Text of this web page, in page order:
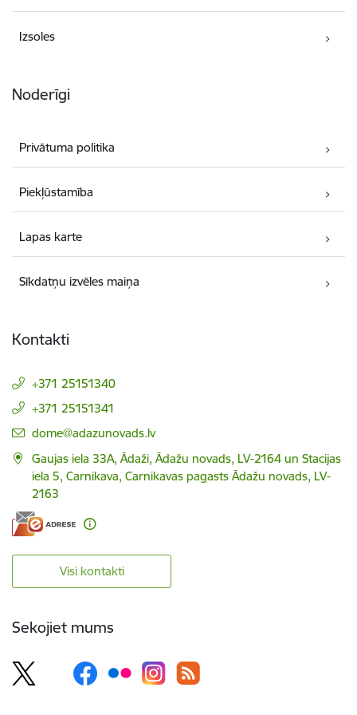
Izsoles
Noderīgi
Privātuma politika
Piekļūstamība
Lapas karte
Sīkdatņu izvēles maiņa
Kontakti
+371 25151340
+371 25151341
E-pasts:
dome@adazunovads.lv
Gaujas iela 33A, Ādaži, Ādažu novads, LV-2164 un Stacijas
iela 5, Carnikava, Carnikavas pagasts Ādažu novads, LV-
2163
Visi kontakti
Sekojiet mums